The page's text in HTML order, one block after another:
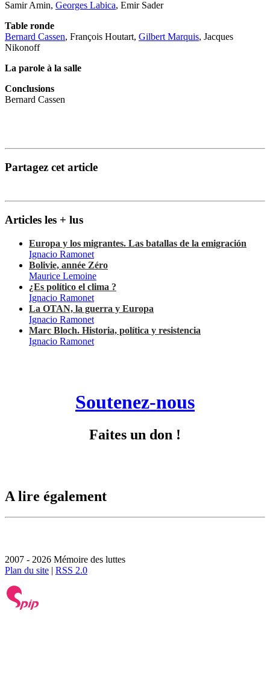
Samir Amin, Georges Labica, Emir Sader
Table ronde
Bernard Cassen, François Houtart, Gilbert Marquis, Jacques
Nikonoff
La parole à la salle
Conclusions
Bernard Cassen
Partagez cet article
Articles les + lus
Europa y los migrantes. Las batallas de la emigración
Ignacio Ramonet
Bolivie, année Zéro
Maurice Lemoine
¿Es político el clima ?
Ignacio Ramonet
La OTAN, la guerra y Europa
Ignacio Ramonet
Marc Bloch. Historia, política y resistencia
Ignacio Ramonet
Soutenez-nous
Faites un don !
A lire également
2007 - 2026 Mémoire des luttes
Plan du site | RSS 2.0